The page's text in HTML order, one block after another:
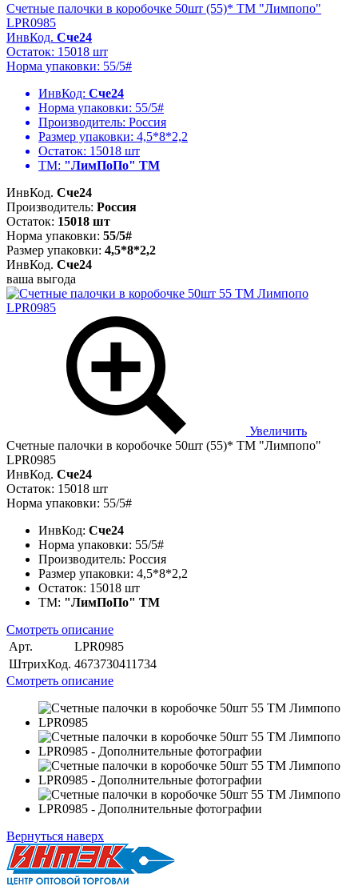
Счетные палочки в коробочке 50шт (55)* ТМ "Лимпопо"
LPR0985
ИнвКод. Сче24
Остаток: 15018 шт
Норма упаковки: 55/5#
ИнвКод: Сче24
Норма упаковки: 55/5#
Производитель: Россия
Размер упаковки: 4,5*8*2,2
Остаток: 15018 шт
ТМ: "ЛимПоПо" ТМ
ИнвКод. Сче24
Производитель: Россия
Остаток: 15018 шт
Норма упаковки: 55/5#
Размер упаковки: 4,5*8*2,2
ИнвКод. Сче24
ваша выгода
Увеличить
Счетные палочки в коробочке 50шт (55)* ТМ "Лимпопо"
LPR0985
ИнвКод. Сче24
Остаток: 15018 шт
Норма упаковки: 55/5#
ИнвКод: Сче24
Норма упаковки: 55/5#
Производитель: Россия
Размер упаковки: 4,5*8*2,2
Остаток: 15018 шт
ТМ: "ЛимПоПо" ТМ
Смотреть описание
Арт.
LPR0985
ШтрихКод. 4673730411734
Смотреть описание
Вернуться наверх